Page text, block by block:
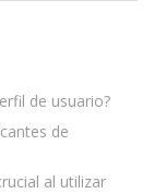
de usuario?
de
al utilizar